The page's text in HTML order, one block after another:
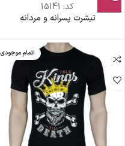
کد: 15141
تیشرت پسرانه و مردانه
اتمام موجودی